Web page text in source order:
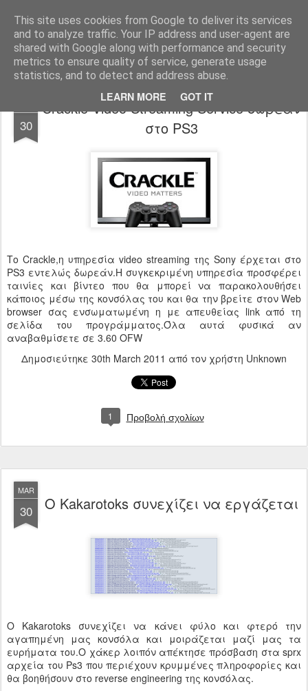
This site uses cookies from Google to deliver its services
and to analyze traffic. Your IP address and user-agent are
shared with Google along with performance and security
metrics to ensure quality of service, generate usage
statistics, and to detect and address abuse.
LEARN MORE GOT IT
www.psjailbreak.gr Καλωσήρθατε στο No1 site για τις κονσόλες Playstation στην Ελλάδα
Pages
30
Crackle Video Streaming Service δωρεάν
στο PS3
Το Crackle,η υπηρεσία video streaming της Sony έρχεται στο
PS3 εντελώς δωρεάν.Η συγκεκριμένη υπηρεσία προσφέρει
ταινίες και βίντεο που θα μπορεί να παρακολουθήσει
κάποιος μέσω της κονσόλας του και θα την βρείτε στον Web
browser σας ενσωματωμένη η με απευθείας link από τη
σελίδα του προγράμματος.Όλα αυτά φυσικά αν
αναβαθμίσετε σε 3.60 OFW
Δημοσιεύτηκε 30th March 2011 από τον χρήστη Unknown
1 Προβολή σχολίων
MAR
30 Ο Κakarotoks συνεχίζει να εργάζεται
O Κakarotoks συνεχίζει να κάνει φύλο και φτερό την
αγαπημένη μας κονσόλα και μοιράζεται μαζί μας τα
ευρήματα του.Ο χάκερ λοιπόν απέκτησε πρόσβαση στα sprx
αρχεία του Ps3 που περιέχουν κρυμμένες πληροφορίες και
θα βοηθήσουν στο reverse engineering της κονσόλας.